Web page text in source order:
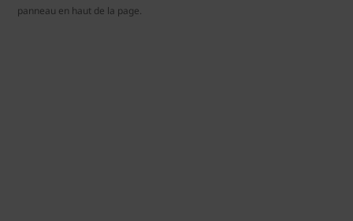
panneau en haut de la page.